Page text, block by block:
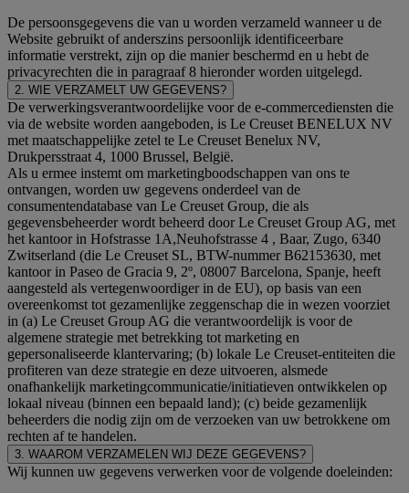
De persoonsgegevens die van u worden verzameld wanneer u de
Website gebruikt of anderszins persoonlijk identificeerbare
informatie verstrekt, zijn op die manier beschermd en u hebt de
privacyrechten die in paragraaf 8 hieronder worden uitgelegd.
2. WIE VERZAMELT UW GEGEVENS?
De verwerkingsverantwoordelijke voor de e-commercediensten die
via de website worden aangeboden, is Le Creuset BENELUX NV
met maatschappelijke zetel te Le Creuset Benelux NV,
Drukpersstraat 4, 1000 Brussel, België.
Als u ermee instemt om marketingboodschappen van ons te
ontvangen, worden uw gegevens onderdeel van de
consumentendatabase van Le Creuset Group, die als
gegevensbeheerder wordt beheerd door Le Creuset Group AG, met
het kantoor in Hofstrasse 1A,Neuhofstrasse 4 , Baar, Zugo, 6340
Zwitserland (die Le Creuset SL, BTW-nummer B62153630, met
kantoor in Paseo de Gracia 9, 2º, 08007 Barcelona, Spanje, heeft
aangesteld als vertegenwoordiger in de EU), op basis van een
overeenkomst tot gezamenlijke zeggenschap die in wezen voorziet
in (a) Le Creuset Group AG die verantwoordelijk is voor de
algemene strategie met betrekking tot marketing en
gepersonaliseerde klantervaring; (b) lokale Le Creuset-entiteiten die
profiteren van deze strategie en deze uitvoeren, alsmede
onafhankelijk marketingcommunicatie/initiatieven ontwikkelen op
lokaal niveau (binnen een bepaald land); (c) beide gezamenlijk
beheerders die nodig zijn om de verzoeken van uw betrokkene om
rechten af te handelen.
3. WAAROM VERZAMELEN WIJ DEZE GEGEVENS?
Wij kunnen uw gegevens verwerken voor de volgende doeleinden: